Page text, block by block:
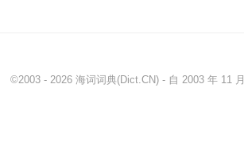
©2003 - 2026 海词词典(Dict.CN) - 自 2003 年 11